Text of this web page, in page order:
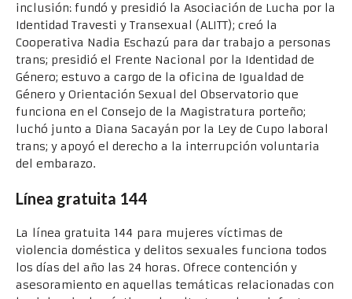
inclusión: fundó y presidió la Asociación de Lucha por la
Identidad Travesti y Transexual (ALITT); creó la
Cooperativa Nadia Eschazú para dar trabajo a personas
trans; presidió el Frente Nacional por la Identidad de
Género; estuvo a cargo de la oficina de Igualdad de
Género y Orientación Sexual del Observatorio que
funciona en el Consejo de la Magistratura porteño;
luchó junto a Diana Sacayán por la Ley de Cupo laboral
trans; y apoyó el derecho a la interrupción voluntaria
del embarazo.
Línea gratuita 144
La línea gratuita 144 para mujeres víctimas de
violencia doméstica y delitos sexuales funciona todos
los días del año las 24 horas. Ofrece contención y
asesoramiento en aquellas temáticas relacionadas con